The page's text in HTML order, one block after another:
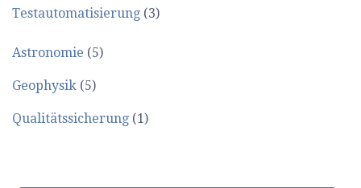
Testautomatisierung (3)
Astronomie (5)
Geophysik (5)
Qualitätssicherung (1)